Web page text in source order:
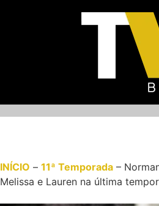
INÍCIO – 11ª Temporada –
Melissa e Lauren na última